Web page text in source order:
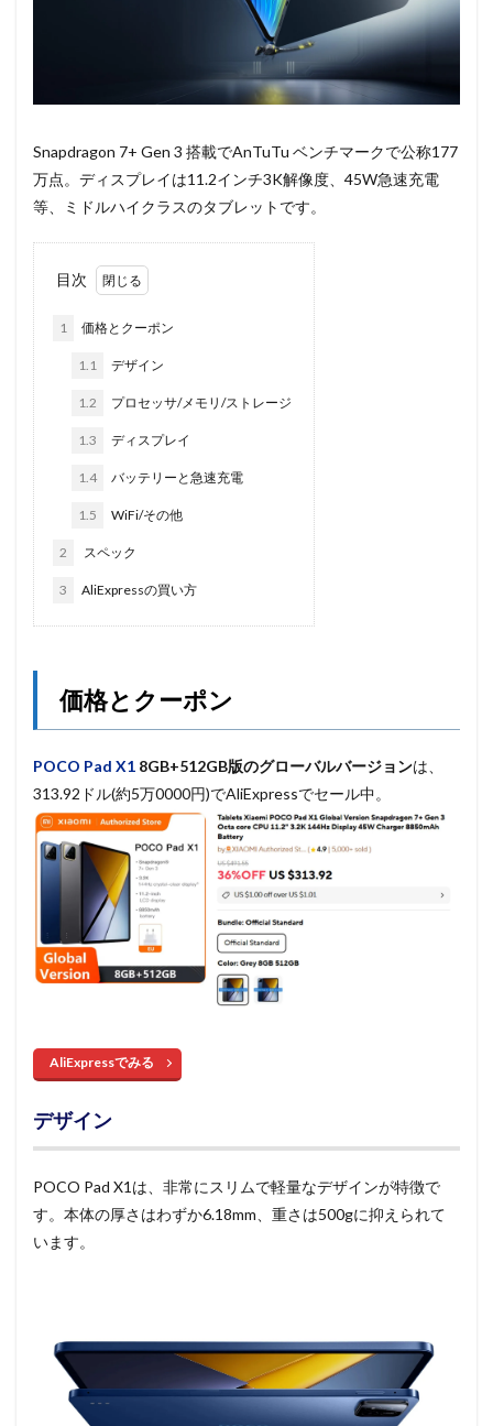
Snapdragon 7+ Gen 3 搭載でAnTuTu ベンチマークで公称177
万点。ディスプレイは11.2インチ3K解像度、45W急速充電
等、ミドルハイクラスのタブレットです。
目次
1 価格とクーポン
1.1 デザイン
1.2 プロセッサ/メモリ/ストレージ
1.3 ディスプレイ
1.4 バッテリーと急速充電
1.5 WiFi/その他
2 スペック
3 AliExpressの買い方
価格とクーポン
POCO Pad X1 8GB+512GB版のグローバルバージョンは、
313.92ドル(約5万0000円)でAliExpressでセール中。
AliExpressでみる
デザイン
POCO Pad X1は、非常にスリムで軽量なデザインが特徴で
す。本体の厚さはわずか6.18mm、重さは500gに抑えられて
います。